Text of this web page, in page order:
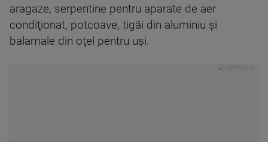
aragaze, serpentine pentru aparate de aer
condiţionat, potcoave, tigăi din aluminiu şi
balamale din oţel pentru uşi.